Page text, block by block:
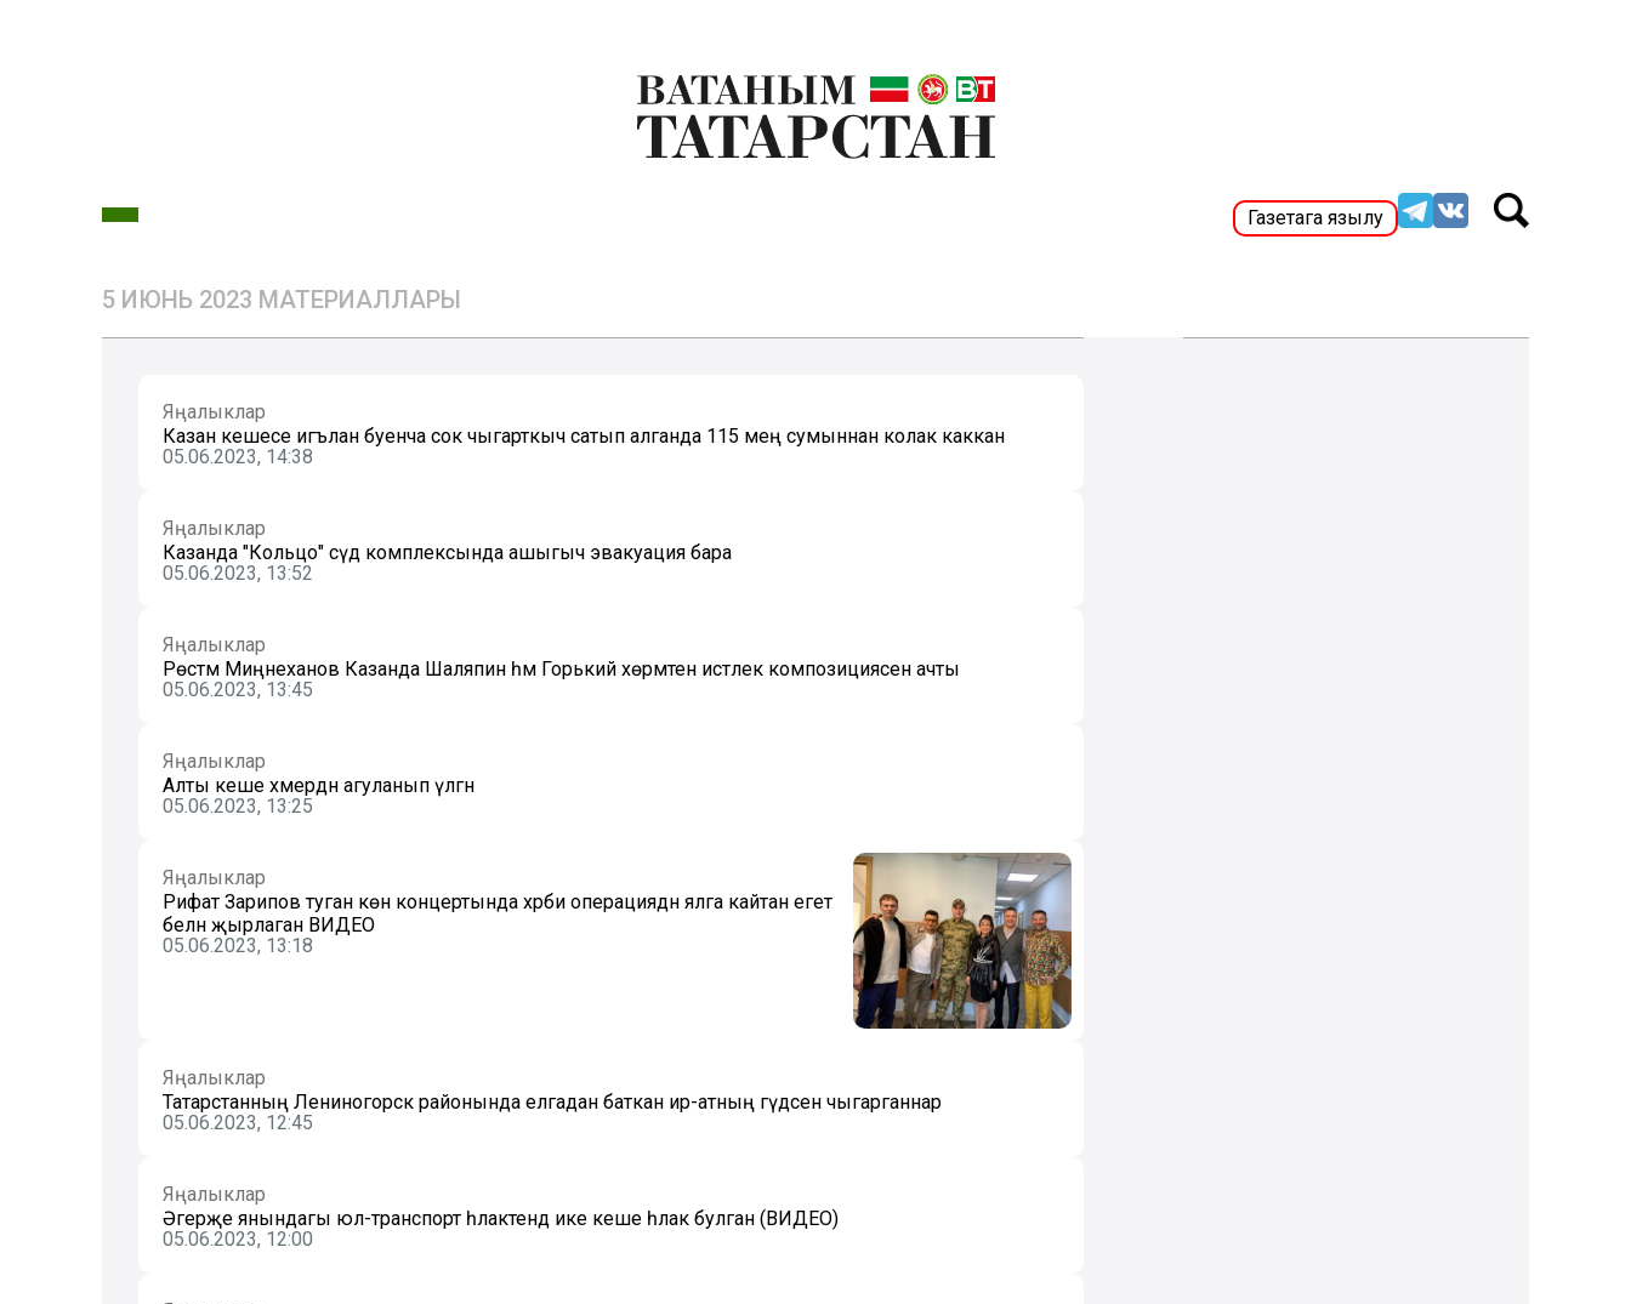
Газетага язылу
5 ИЮНЬ 2023 МАТЕРИАЛЛАРЫ
Яңалыклар
Казан кешесе игълан буенча сок чыгарткыч сатып алганда 115 мең сумыннан колак каккан
05.06.2023, 14:38
Яңалыклар
Казанда "Кольцо" сәүдә комплексында ашыгыч эвакуация бара
05.06.2023, 13:52
Яңалыклар
Рөстәм Миңнеханов Казанда Шаляпин һәм Горький хөрмәтенә истәлек композициясен ачты
05.06.2023, 13:45
Яңалыклар
Алты кеше хәмердән агуланып үлгән
05.06.2023, 13:25
Яңалыклар
Рифат Зарипов туган көн концертында хәрби операциядән ялга кайтан егет
белән җырлаган ВИДЕО
05.06.2023, 13:18
Яңалыклар
Татарстанның Лениногорск районында елгадан баткан ир-атның гәүдәсен чыгарганнар
05.06.2023, 12:45
Яңалыклар
Әгерҗе янындагы юл-транспорт һәлакәтендә ике кеше һәлак булган (ВИДЕО)
05.06.2023, 12:00